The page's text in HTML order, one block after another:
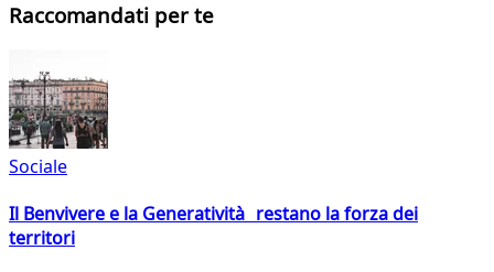
Raccomandati per te
Sociale
Il Benvivere e la Generatività restano la forza dei
territori